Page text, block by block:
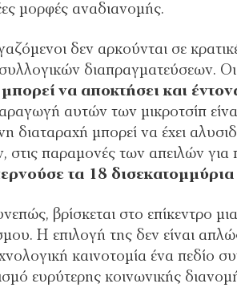
µορφές αναδιανοµής.
δεν αρκούνται σε
διαπραγµατεύσεων. Οι
να αποκτήσει και
αυτών των µικροτσίπ
διαταραχή µπορεί να έχει
παραµονές των απειλών για
τα 18
βρίσκεται στο επίκεντρο
Η επιλογή της δεν είναι
καινοτοµία ένα πεδίο
ευρύτερης κοινωνικής